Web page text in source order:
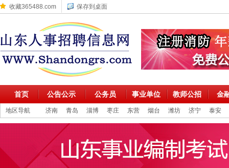
收藏365488.com 保存到桌面
首页 公告公示 公务员 事业单位 教师公招 金
地区导航 济南 青岛 淄博 枣庄 东营 烟台 潍坊 济宁 泰安